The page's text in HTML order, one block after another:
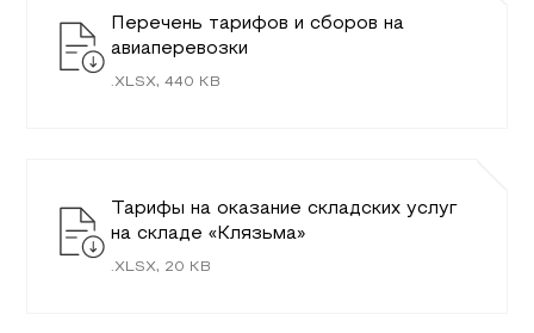
Перечень тарифов и сборов на
авиаперевозки
. XLSX,440 KB
Тарифы на оказание складских услуг
на складе «Клязьма»
. XLSX, 20 KB